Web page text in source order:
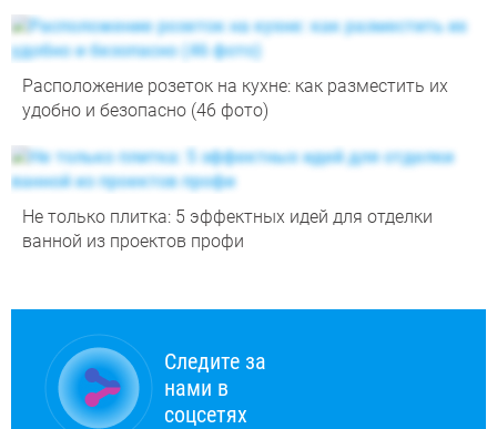
Расположение розеток на кухне: как разместить их
удобно и безопасно (46 фото)
Не только плитка: 5 эффектных идей для отделки
ванной из проектов профи
Следите за
нами в
соцсетях